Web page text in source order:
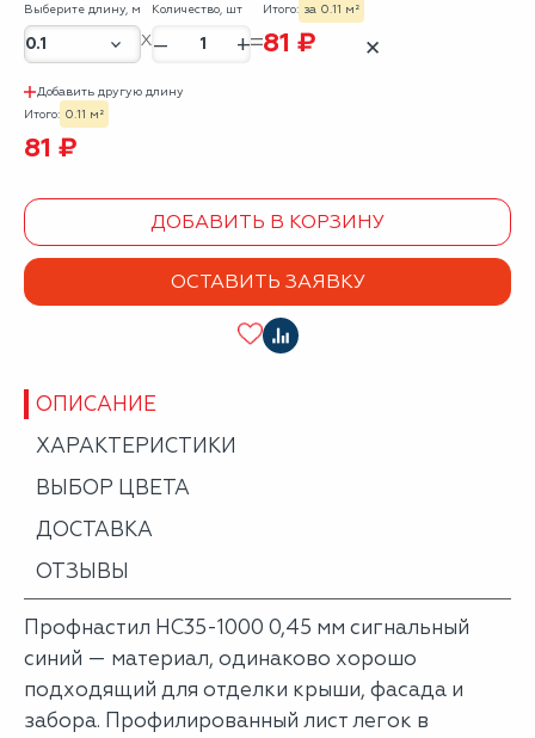
Выберите длину, м Количество, шт
– +
Итого: за 0.11 м²
81 ₽ ✕
Добавить другую длину
Итого: 0.11 м²
81 ₽
ДОБАВИТЬ В КОРЗИНУ
ОСТАВИТЬ ЗАЯВКУ
ОПИСАНИЕ
ХАРАКТЕРИСТИКИ
ВЫБОР ЦВЕТА
ДОСТАВКА
ОТЗЫВЫ
Профнастил НС35-1000 0,45 мм сигнальный
синий — материал, одинаково хорошо
подходящий для отделки крыши, фасада и
забора. Профилированный лист легок в